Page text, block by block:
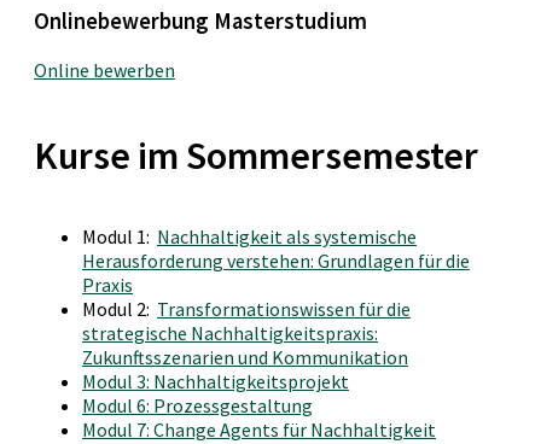
Onlinebewerbung Masterstudium
Online bewerben
Kurse im Sommersemester
Modul 1: Nachhaltigkeit als systemische
Herausforderung verstehen: Grundlagen für die
Praxis
Modul 2: Transformationswissen für die
strategische Nachhaltigkeitspraxis:
Zukunftsszenarien und Kommunikation
Modul 3: Nachhaltigkeitsprojekt
Modul 6: Prozessgestaltung
Modul 7: Change Agents für Nachhaltigkeit